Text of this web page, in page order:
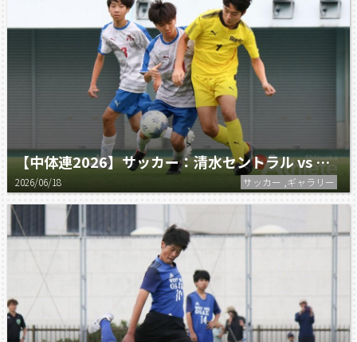
【中体連2026】サッカー：清水セントラル vs 葵WEST
2026/06/18 サッカー ,ギャラリー